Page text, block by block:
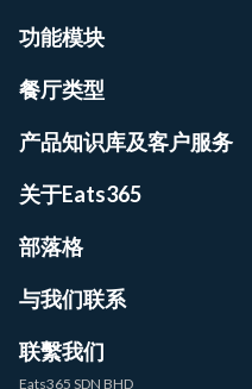
功能模块
餐厅类型
产品知识库及客户服务
关于Eats365
部落格
与我们联系
联繫我们
Eats365 SDN BHD